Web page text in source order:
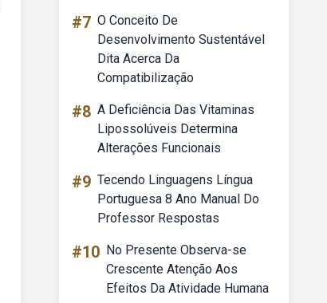
#7 O Conceito De
Desenvolvimento Sustentável
Dita Acerca Da
Compatibilização
#8 A Deficiência Das Vitaminas
Lipossolúveis Determina
Alterações Funcionais
#9 Tecendo Linguagens Língua
Portuguesa 8 Ano Manual Do
Professor Respostas
#10 No Presente Observa-se
Crescente Atenção Aos
Efeitos Da Atividade Humana